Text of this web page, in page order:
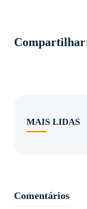
MAIS LIDAS
Comentários